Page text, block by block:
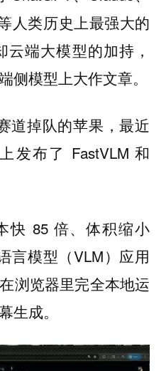
人类历史上最强大的
端大模型的加持，
侧模型上大作文章。
道掉队的苹果，最近
发布了 FastVLM 和
快 85 倍、体积缩小
言模型（VLM）应用
浏览器里完全本地运
生成。